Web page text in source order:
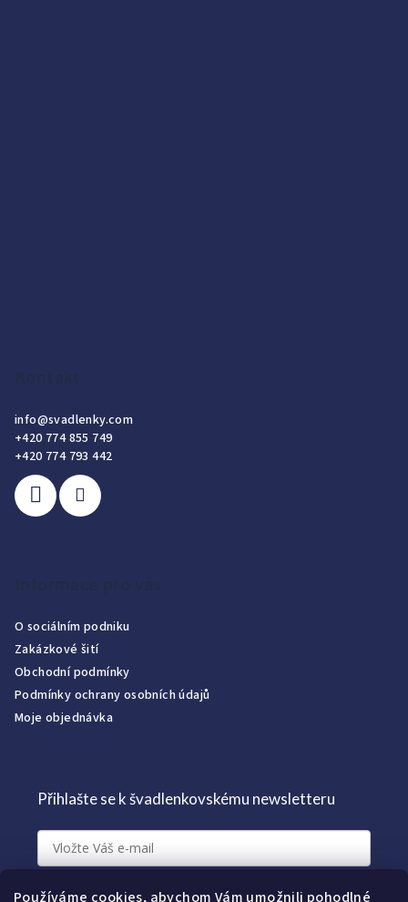
Používáme cookies, abychom Vám umožnili pohodlné
info@svadlenky.com
+420 774 855 749
+420 774 793 442
O sociálním podniku
Zakázkové šití
Obchodní podmínky
Podmínky ochrany osobních údajů
Moje objednávka
Přihlašte se k švadlenkovskému newsletteru
Přihlásit k newsletteru